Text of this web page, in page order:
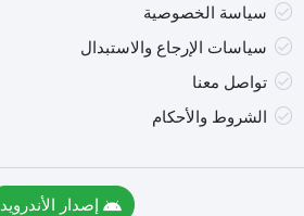
سياسة الخصوصية
سياسات الإرجاع والاستبدال
تواصل معنا
الشروط والأحكام
إصدار الأندرويد